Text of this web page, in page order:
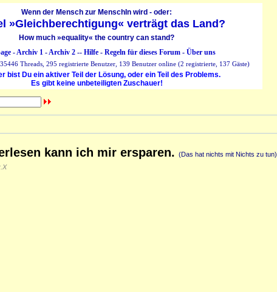
Wenn der Mensch zur MenschIn wird - oder:
»Gleichberechtigung« verträgt das Land?
How much »equality« the country can stand?
-Archiv 1-Archiv 2-- Hilfe- Regeln für dieses Forum- Über uns
Threads, 295 registrierte Benutzer, 139 Benutzer online (2 registrierte, 137 Gäste)
bist Du ein aktiver Teil der Lösung, oder ein Teil des Problems.
Es gibt keine unbeteiligten Zuschauer!
kann ich mir ersparen. (Das hat nichts mit Nichts zu tun)